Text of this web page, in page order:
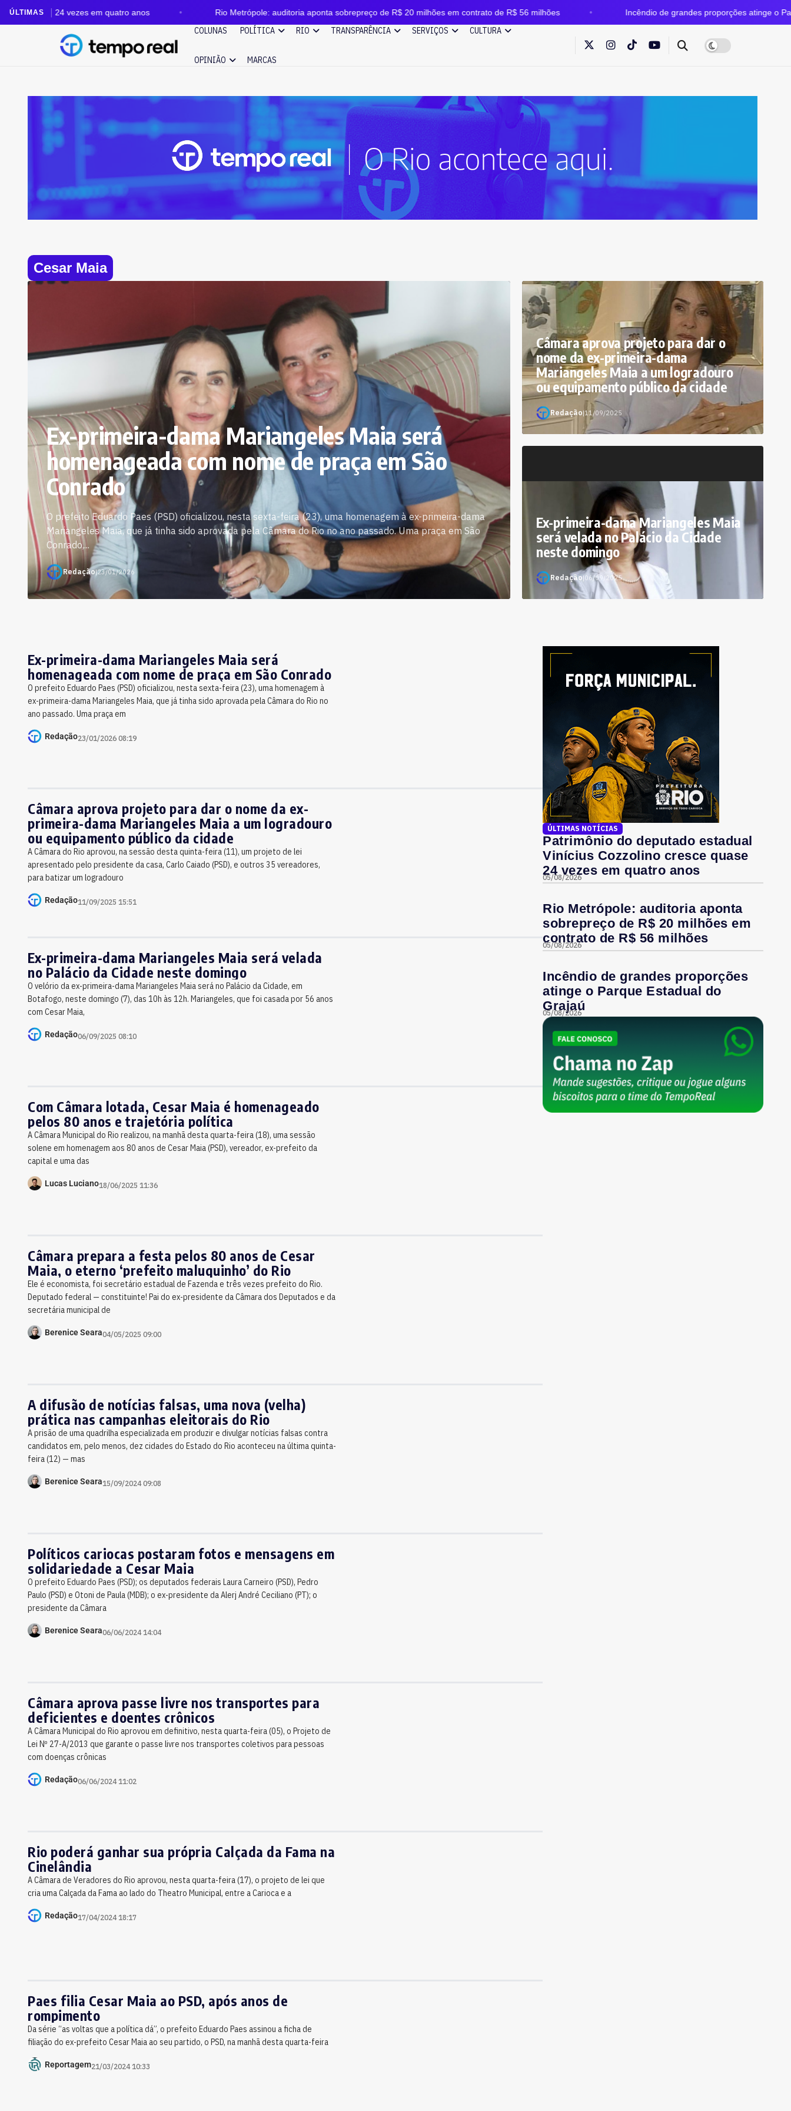
ÚLTIMAS
vezes em quatro anos Rio Metrópole: auditoria aponta sobrepreço de R$ 20 milhões em contrato de R$ 56 milhões Incêndio de grandes proporções atinge o Parque Estadual
COLUNAS POLÍTICA RIO TRANSPARÊNCIA SERVIÇOS CULTURA
OPINIÃO MARCAS
Cesar Maia
Ex-primeira-dama Mariangeles Maia será
homenageada com nome de praça em São
Conrado
O prefeito Eduardo Paes (PSD) oficializou, nesta sexta-feira (23), uma homenagem à ex-primeira-dama
Mariangeles Maia, que já tinha sido aprovada pela Câmara do Rio no ano passado. Uma praça em São
Conrado,...
Redação|23/01/2026
Câmara aprova projeto para dar o
nome da ex-primeira-dama
Mariangeles Maia a um logradouro
ou equipamento público da cidade
Redação|11/09/2025
Ex-primeira-dama Mariangeles Maia
será velada no Palácio da Cidade
neste domingo
Redação|06/09/2025
Ex-primeira-dama Mariangeles Maia será
homenageada com nome de praça em São Conrado
O prefeito Eduardo Paes (PSD) oficializou, nesta sexta-feira (23), uma homenagem à
ex-primeira-dama Mariangeles Maia, que já tinha sido aprovada pela Câmara do Rio no
ano passado. Uma praça em
Redação23/01/2026 08:19
Câmara aprova projeto para dar o nome da ex-
primeira-dama Mariangeles Maia a um logradouro
ou equipamento público da cidade
A Câmara do Rio aprovou, na sessão desta quinta-feira (11), um projeto de lei
apresentado pelo presidente da casa, Carlo Caiado (PSD), e outros 35 vereadores,
para batizar um logradouro
Redação11/09/2025 15:51
Ex-primeira-dama Mariangeles Maia será velada
no Palácio da Cidade neste domingo
O velório da ex-primeira-dama Mariangeles Maia será no Palácio da Cidade, em
Botafogo, neste domingo (7), das 10h às 12h. Mariangeles, que foi casada por 56 anos
com Cesar Maia,
Redação06/09/2025 08:10
Com Câmara lotada, Cesar Maia é homenageado
pelos 80 anos e trajetória política
A Câmara Municipal do Rio realizou, na manhã desta quarta-feira (18), uma sessão
solene em homenagem aos 80 anos de Cesar Maia (PSD), vereador, ex-prefeito da
capital e uma das
Lucas Luciano18/06/2025 11:36
Câmara prepara a festa pelos 80 anos de Cesar
Maia, o eterno ‘prefeito maluquinho’ do Rio
Ele é economista, foi secretário estadual de Fazenda e três vezes prefeito do Rio.
Deputado federal — constituinte! Pai do ex-presidente da Câmara dos Deputados e da
secretária municipal de
Berenice Seara04/05/2025 09:00
A difusão de notícias falsas, uma nova (velha)
prática nas campanhas eleitorais do Rio
A prisão de uma quadrilha especializada em produzir e divulgar notícias falsas contra
candidatos em, pelo menos, dez cidades do Estado do Rio aconteceu na última quinta-
feira (12) — mas
Berenice Seara15/09/2024 09:08
Políticos cariocas postaram fotos e mensagens em
solidariedade a Cesar Maia
O prefeito Eduardo Paes (PSD); os deputados federais Laura Carneiro (PSD), Pedro
Paulo (PSD) e Otoni de Paula (MDB); o ex-presidente da Alerj André Ceciliano (PT); o
presidente da Câmara
Berenice Seara06/06/2024 14:04
Câmara aprova passe livre nos transportes para
deficientes e doentes crônicos
A Câmara Municipal do Rio aprovou em definitivo, nesta quarta-feira (05), o Projeto de
Lei Nº 27-A/2013 que garante o passe livre nos transportes coletivos para pessoas
com doenças crônicas
Redação06/06/2024 11:02
Rio poderá ganhar sua própria Calçada da Fama na
Cinelândia
A Câmara de Veradores do Rio aprovou, nesta quarta-feira (17), o projeto de lei que
cria uma Calçada da Fama ao lado do Theatro Municipal, entre a Carioca e a
Redação17/04/2024 18:17
Paes filia Cesar Maia ao PSD, após anos de
rompimento
Da série “as voltas que a política dá”, o prefeito Eduardo Paes assinou a ficha de
filiação do ex-prefeito Cesar Maia ao seu partido, o PSD, na manhã desta quarta-feira
Reportagem21/03/2024 10:33
ÚLTIMAS NOTÍCIAS
Patrimônio do deputado estadual
Vinícius Cozzolino cresce quase
24 vezes em quatro anos
05/08/2026
Rio Metrópole: auditoria aponta
sobrepreço de R$ 20 milhões em
contrato de R$ 56 milhões
05/08/2026
Incêndio de grandes proporções
atinge o Parque Estadual do
Grajaú
05/08/2026